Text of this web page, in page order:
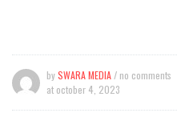
bySWARA MEDIA / no comments
at october 4, 2023